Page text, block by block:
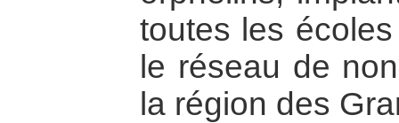
toutes les
le réseau de
la région des